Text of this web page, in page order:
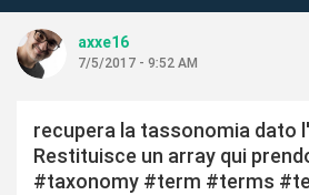
axxe16
7/5/2017 - 9:52 AM
recupera la tassonomia dato
Restituisce un array qui
#taxonomy #term #terms